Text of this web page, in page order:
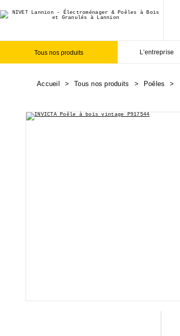
Tous nos produits L’entreprise
Accueil > Tous nos produits > Poêles >